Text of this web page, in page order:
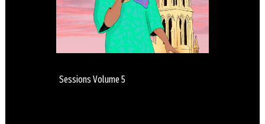
Sessions Volume 5